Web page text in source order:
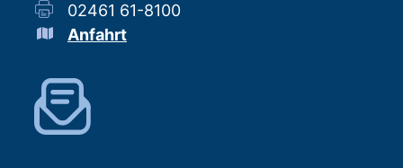
02461 61-8100
Anfahrt